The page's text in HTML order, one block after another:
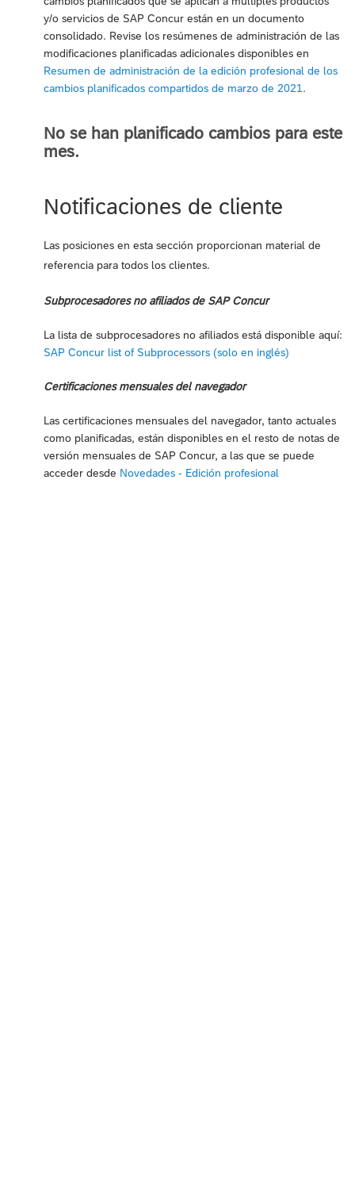
y/o servicios de SAP Concur están en un documento
consolidado. Revise los resúmenes de administración de las
modificaciones planificadas adicionales disponibles en
Resumen de administración de la edición profesional de los
cambios planificados compartidos de marzo de 2021.
No se han planificado cambios para este
mes.
Notificaciones de cliente
Las posiciones en esta sección proporcionan material de
referencia para todos los clientes.
Subprocesadores no afiliados de SAP Concur
La lista de subprocesadores no afiliados está disponible aquí:
SAP Concur list of Subprocessors (solo en inglés)
Certificaciones mensuales del navegador
Las certificaciones mensuales del navegador, tanto actuales
como planificadas, están disponibles en el resto de notas de
versión mensuales de SAP Concur, a las que se puede
acceder desde Novedades - Edición profesional